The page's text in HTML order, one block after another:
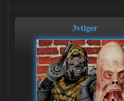
3vtiger